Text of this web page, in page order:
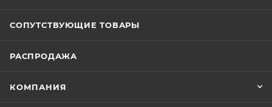
СОПУТСТВУЮЩИЕ ТОВАРЫ
РАСПРОДАЖА
КОМПАНИЯ